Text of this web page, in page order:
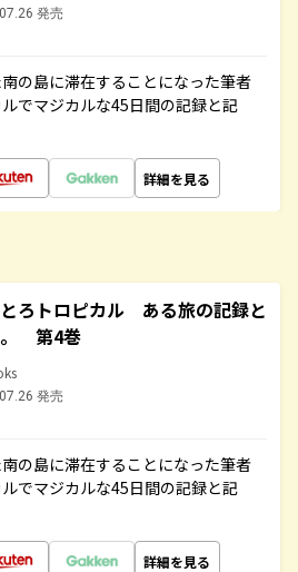
発売
の島に滞在することになった筆者
でマジカルな45日間の記録と記
詳細を見る
ろトロピカル ある旅の記録と
第4巻
発売
の島に滞在することになった筆者
でマジカルな45日間の記録と記
詳細を見る